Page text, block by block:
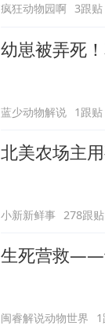
疯狂动物园啊 3跟贴
幼崽被弄死
蓝少动物解说 1跟贴
北美农场主
小新新鲜事 278跟贴
生死营救——
闽睿解说动物世界